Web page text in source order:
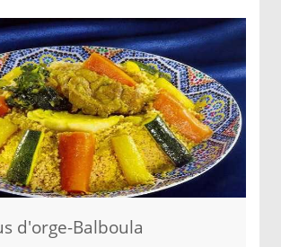
d'orge-Balboula